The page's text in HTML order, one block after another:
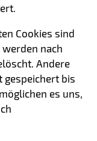
Cookies sind
werden nach
Andere
gespeichert bis
es uns,